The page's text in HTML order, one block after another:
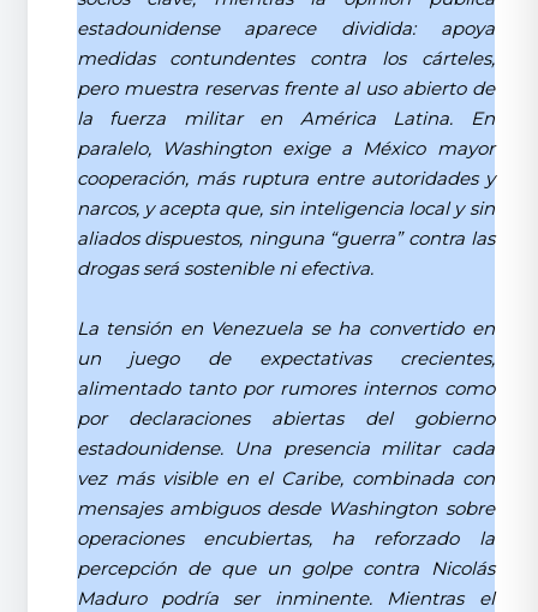
estadounidense aparece dividida: apoya
medidas contundentes contra los cárteles,
pero muestra reservas frente al uso abierto de
la fuerza militar en América Latina. En
paralelo, Washington exige a México mayor
cooperación, más ruptura entre autoridades y
narcos, y acepta que, sin inteligencia local y sin
aliados dispuestos, ninguna “guerra” contra las
drogas será sostenible ni efectiva.
La tensión en Venezuela se ha convertido en
un juego de expectativas crecientes,
alimentado tanto por rumores internos como
por declaraciones abiertas del gobierno
estadounidense. Una presencia militar cada
vez más visible en el Caribe, combinada con
mensajes ambiguos desde Washington sobre
operaciones encubiertas, ha reforzado la
percepción de que un golpe contra Nicolás
Maduro podría ser inminente. Mientras el